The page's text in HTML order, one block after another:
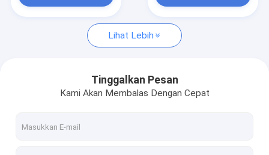
Kabel drop FTTH luar ruangan
Kabel Patch FTTH
Kabel Lan FTP
KABEL LAN SFTP
Lihat Lebih
Tinggalkan Pesan
Kami Akan Membalas Dengan Cepat